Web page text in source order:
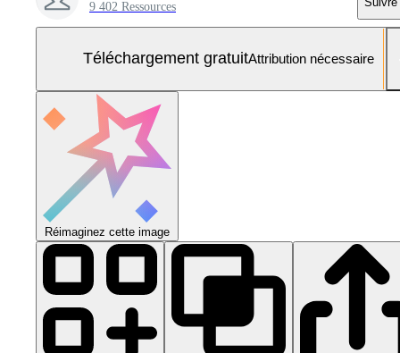
9 402 Ressources
Téléchargement gratuitAttribution nécessaire
Réimaginez cette image